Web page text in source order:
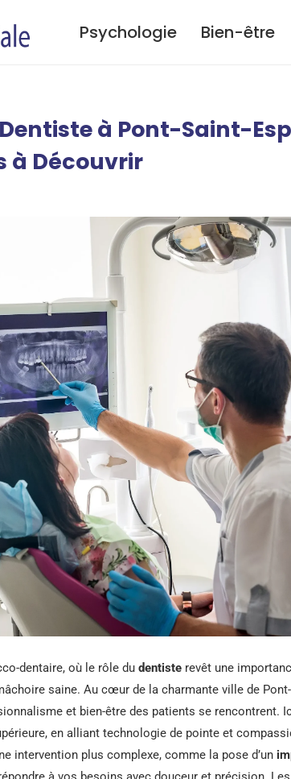
Psychologie Bien-être
à Pont-Saint-
à Découvrir
dentaire, où le rôle du dentiste revêt une
saine. Au cœur de la charmante ville de
et bien-être des patients se rencontrent.
en alliant technologie de pointe et
intervention plus complexe, comme la pose d’un